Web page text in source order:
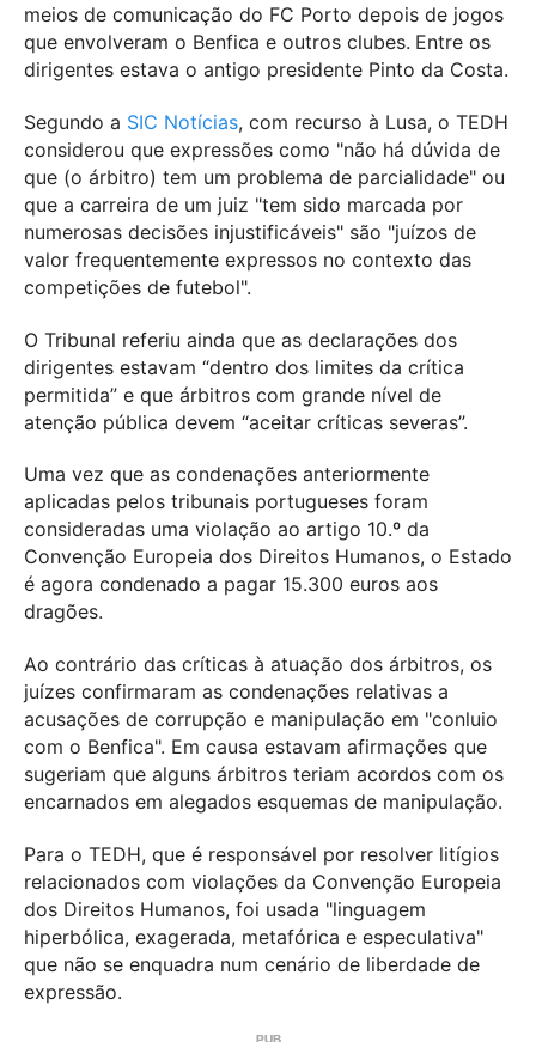
meios de comunicação do FC Porto depois de jogos
que envolveram o Benfica e outros clubes. Entre os
dirigentes estava o antigo presidente Pinto da Costa.
Segundo a SIC Notícias, com recurso à Lusa, o TEDH
considerou que expressões como "não há dúvida de
que (o árbitro) tem um problema de parcialidade" ou
que a carreira de um juiz "tem sido marcada por
numerosas decisões injustificáveis" são "juízos de
valor frequentemente expressos no contexto das
competições de futebol".
O Tribunal referiu ainda que as declarações dos
dirigentes estavam “dentro dos limites da crítica
permitida” e que árbitros com grande nível de
atenção pública devem “aceitar críticas severas”.
Uma vez que as condenações anteriormente
aplicadas pelos tribunais portugueses foram
consideradas uma violação ao artigo 10.º da
Convenção Europeia dos Direitos Humanos, o Estado
é agora condenado a pagar 15.300 euros aos
dragões.
Ao contrário das críticas à atuação dos árbitros, os
juízes confirmaram as condenações relativas a
acusações de corrupção e manipulação em "conluio
com o Benfica". Em causa estavam afirmações que
sugeriam que alguns árbitros teriam acordos com os
encarnados em alegados esquemas de manipulação.
Para o TEDH, que é responsável por resolver litígios
relacionados com violações da Convenção Europeia
dos Direitos Humanos, foi usada "linguagem
hiperbólica, exagerada, metafórica e especulativa"
que não se enquadra num cenário de liberdade de
expressão.